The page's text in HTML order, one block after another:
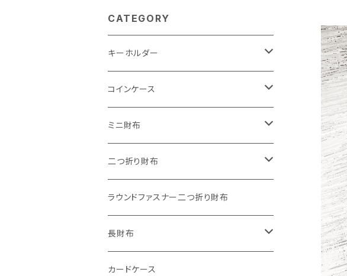
CATEGORY
キーホルダー
"子供の絵"キーホルダー
"餞別"キーホルダー
"うちの子"ペットキーホルダー
コインケース
ワンタッチコインケース ブライドルレザ
ー
ワンタッチコインケース ブッテーロ
ワンタッチコインケース 国産革
ファスナーコインケース
ミニ財布
"Jack"マイクロウォレット(三つ折り式)
"Ripper"マイクロウォレット(三つ折り
式)
二つ折り財布
"Basic"アートウォレット
番外編Basicアートウォレット (インポート革版)
スキニーウォレット
ストーンウォレット
ラウンドファスナー二つ折り財布
長財布
折り財布
カードケース